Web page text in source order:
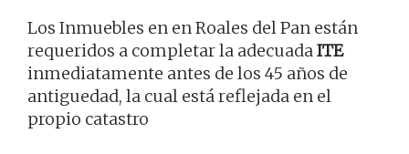
Los Inmuebles en en Roales del Pan están
requeridos a completar la adecuada ITE
inmediatamente antes de los 45 años de
antiguedad, la cual está reflejada en el
propio catastro